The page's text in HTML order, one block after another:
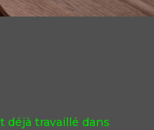
déjà travaillé dans